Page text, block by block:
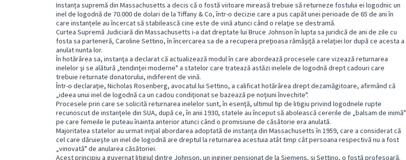
Instanța supremă din Massachusetts a decis că o fostă viitoare mireasă trebuie să returneze fostului ei logodnic un
inel de logodnă de 70.000 de dolari de la Tiffany & Co, într-o decizie care a pus capăt unei perioade de 65 de ani în
care instanțele au încercat să stabilească cine este de vină atunci când o relaţie se destramă.
Curtea Supremă Judiciară din Massachusetts i-a dat dreptate lui Bruce Johnson în lupta sa juridică de ani de zile cu
fosta sa parteneră, Caroline Settino, în încercarea sa de a recupera preţioasa rămăşiţă a relaţiei lor după ce acesta a
anulat nunta lor.
În hotărârea sa, instanţa a declarat că actualizează modul în care abordează procesele care vizează returnarea
inelelor şi se alătură „tendinţei moderne" a statelor care tratează astăzi inelele de logodnă drept cadouri care
trebuie returnate donatorului, indiferent de vină.
Într-o declaraţie, Nicholas Rosenberg, avocatul lui Settino, a calificat hotărârea drept dezamăgitoare, afirmând că
„ideea unui inel de logodnă ca un cadou condiţionat se bazează pe noţiuni învechite".
Procesele prin care se solicită returnarea inelelor sunt, în esenţă, ultimul tip de litigiu privind logodnele rupte
recunoscut de instanţele din SUA, după ce, în anii 1930, statele au început să abolească cererile de „balsam de inimă"
pe care femeile le puteau înainta anterior atunci când o promisiune de căsătorie era anulată.
Majoritatea statelor au urmat iniţial abordarea adoptată de instanţa din Massachusetts în 1959, care a considerat că
cel care dăruieşte un inel de logodnă are dreptul la returnarea acestuia atât timp cât persoana respectivă nu a fost
„vinovată" de anularea căsătoriei.
Acest principiu a guvernat litigiul dintre Johnson, un inginer pensionat de la Siemens, şi Settino, o fostă profesoară.